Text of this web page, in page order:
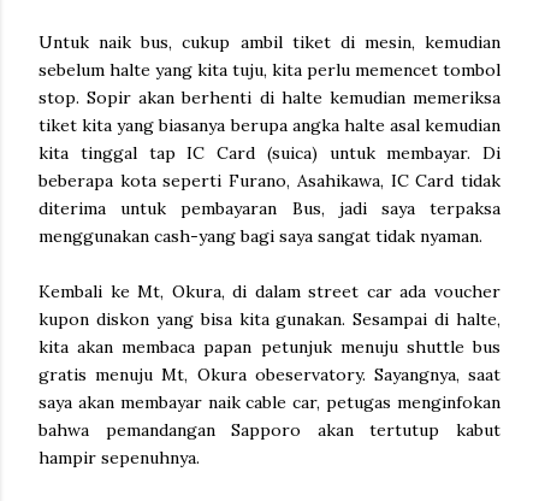
Untuk naik bus, cukup ambil tiket di mesin, kemudian
sebelum halte yang kita tuju, kita perlu memencet tombol
stop. Sopir akan berhenti di halte kemudian memeriksa
tiket kita yang biasanya berupa angka halte asal kemudian
kita tinggal tap IC Card (suica) untuk membayar. Di
beberapa kota seperti Furano, Asahikawa, IC Card tidak
diterima untuk pembayaran Bus, jadi saya terpaksa
menggunakan cash-yang bagi saya sangat tidak nyaman.
Kembali ke Mt, Okura, di dalam street car ada voucher
kupon diskon yang bisa kita gunakan. Sesampai di halte,
kita akan membaca papan petunjuk menuju shuttle bus
gratis menuju Mt, Okura obeservatory. Sayangnya, saat
saya akan membayar naik cable car, petugas menginfokan
bahwa pemandangan Sapporo akan tertutup kabut
hampir sepenuhnya.